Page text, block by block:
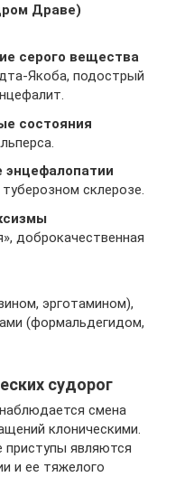
Драве)
серого вещества
Якоба, подострый
состояния
склерозе.
доброкачественная
эрготамином),
(формальдегидом,
судорог
смена
клоническими.
приступы являются
и ее тяжелого